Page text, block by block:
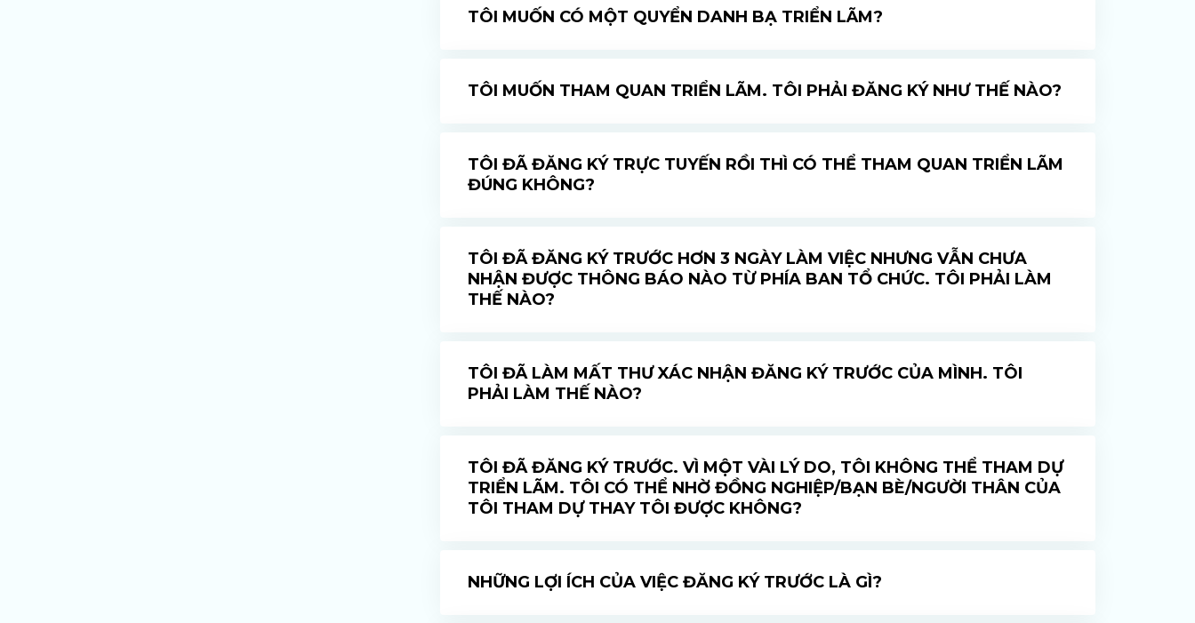
TÔI MUỐN CÓ MỘT QUYỂN DANH BẠ TRIỂN LÃM?
TÔI MUỐN THAM QUAN TRIỂN LÃM. TÔI PHẢI ĐĂNG KÝ NHƯ THẾ NÀO?
TÔI ĐÃ ĐĂNG KÝ TRỰC TUYẾN RỒI THÌ CÓ THỂ THAM QUAN TRIỂN LÃM
ĐÚNG KHÔNG?
TÔI ĐÃ ĐĂNG KÝ TRƯỚC HƠN 3 NGÀY LÀM VIỆC NHƯNG VẪN CHƯA
NHẬN ĐƯỢC THÔNG BÁO NÀO TỪ PHÍA BAN TỔ CHỨC. TÔI PHẢI LÀM
THẾ NÀO?
TÔI ĐÃ LÀM MẤT THƯ XÁC NHẬN ĐĂNG KÝ TRƯỚC CỦA MÌNH. TÔI
PHẢI LÀM THẾ NÀO?
TÔI ĐÃ ĐĂNG KÝ TRƯỚC. VÌ MỘT VÀI LÝ DO, TÔI KHÔNG THỂ THAM DỰ
TRIỂN LÃM. TÔI CÓ THỂ NHỜ ĐỒNG NGHIỆP/BẠN BÈ/NGƯỜI THÂN CỦA
TÔI THAM DỰ THAY TÔI ĐƯỢC KHÔNG?
NHỮNG LỢI ÍCH CỦA VIỆC ĐĂNG KÝ TRƯỚC LÀ GÌ?